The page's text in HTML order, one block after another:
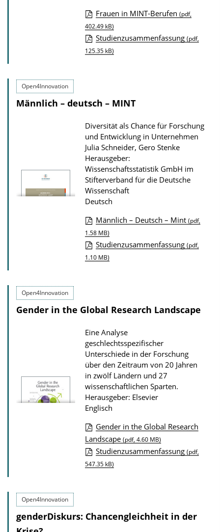
i
k
a
t
n
D
o
w
a
d
s
z
u
r
P
u
b
l
i
k
o
n
Frauen in MINT-Berufen (pdf,
402.49 kB)
Studienzusammenfassung (pdf,
125.35 kB)
Open4Innovation
Männlich – deutsch – MINT
Diversität als Chance für Forschung
und Entwicklung in Unternehmen
Julia Schneider, Gero Stenke
Herausgeber:
Wissenschaftsstatistik GmbH im
Stifterverband für die Deutsche
Wissenschaft
Deutsch
D
o
w
a
d
s
z
u
r
P
u
b
l
i
k
o
Männlich – Deutsch – Mint (pdf,
1.58 MB)
Studienzusammenfassung (pdf,
1.10 MB)
Open4Innovation
Gender in the Global Research Landscape
Eine Analyse
geschlechtsspezifischer
Unterschiede in der Forschung
über den Zeitraum von 20 Jahren
in zwölf Ländern und 27
wissenschaftlichen Sparten.
Herausgeber: Elsevier
Englisch
D
o
w
a
Gender in the Global Research
Landscape (pdf, 4.60 MB)
Studienzusammenfassung (pdf,
547.35 kB)
Open4Innovation
genderDiskurs: Chancengleichheit in der